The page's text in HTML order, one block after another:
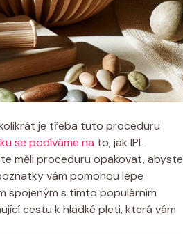
je třeba tuto proceduru
se podíváme na to, jak IPL
měli proceduru opakovat, abyste
vám pomohou lépe
spojeným s tímto populárním
cestu k hladké pleti, která vám